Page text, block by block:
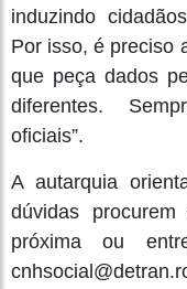
induzindo
Por isso, é preciso
que peça dados
diferentes.
oficiais”.
A autarquia
dúvidas
próxima ou